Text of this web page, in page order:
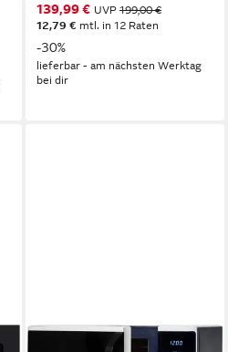
139,99 € UVP 199,00 €
12,79 € mtl. in 12 Raten
-30%
lieferbar - am nächsten Werktag
bei dir